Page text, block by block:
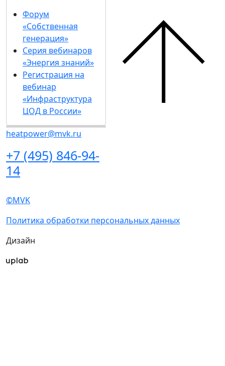
Форум
«Собственная
генерация»
Серия вебинаров
«Энергия знаний»
Регистрация на
вебинар
«Инфраструктура
ЦОД в России»
heatpower@mvk.ru
+7 (495) 846-94-
14
©MVK
Политика обработки персональных данных
Дизайн